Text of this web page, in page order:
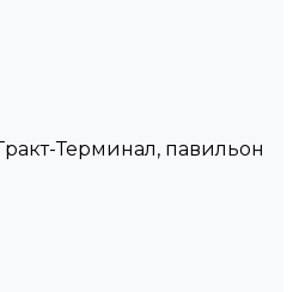
Терминал, павильон